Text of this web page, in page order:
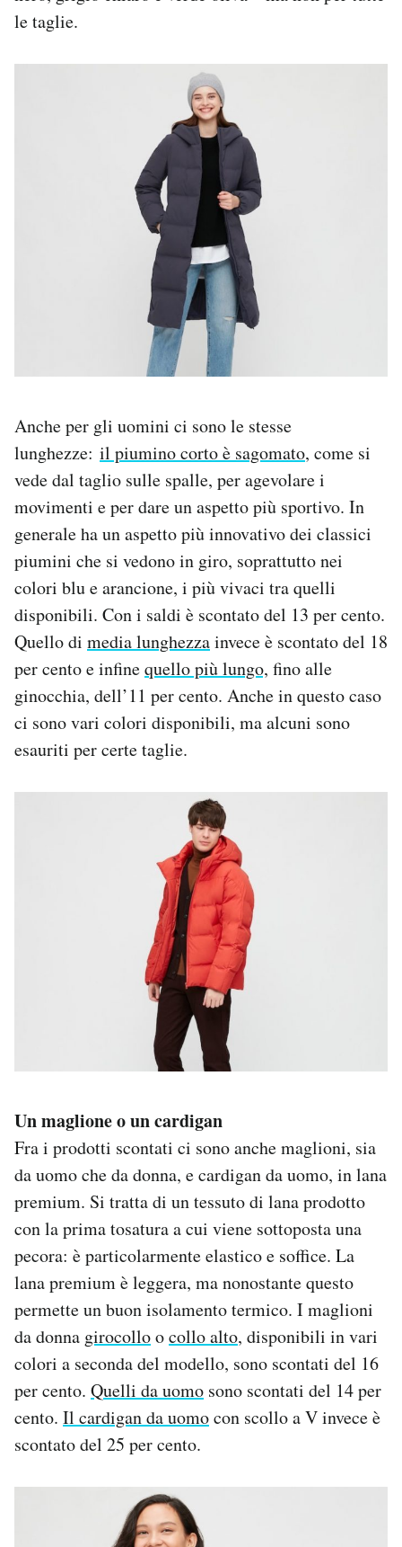
le taglie.
Anche per gli uomini ci sono le stesse
lunghezze: il piumino corto è sagomato, come si
vede dal taglio sulle spalle, per agevolare i
movimenti e per dare un aspetto più sportivo. In
generale ha un aspetto più innovativo dei classici
piumini che si vedono in giro, soprattutto nei
colori blu e arancione, i più vivaci tra quelli
disponibili. Con i saldi è scontato del 13 per cento.
Quello di media lunghezzainvece è scontato del 18
per cento e infinequello più lungo, fino alle
ginocchia, dell’11 per cento. Anche in questo caso
ci sono vari colori disponibili, ma alcuni sono
esauriti per certe taglie.
Un maglione o un cardigan
Fra i prodotti scontati ci sono anche maglioni, sia
da uomo che da donna, e cardigan da uomo, in lana
premium. Si tratta di un tessuto di lana prodotto
con la prima tosatura a cui viene sottoposta una
pecora: è particolarmente elastico e soffice. La
lana premium è leggera, ma nonostante questo
permette un buon isolamento termico. I maglioni
da donna girocolloocollo alto, disponibili in vari
colori a seconda del modello, sono scontati del 16
per cento. Quelli da uomo sono scontati del 14 per
cento. Il cardigan da uomocon scollo a V invece è
scontato del 25 per cento.